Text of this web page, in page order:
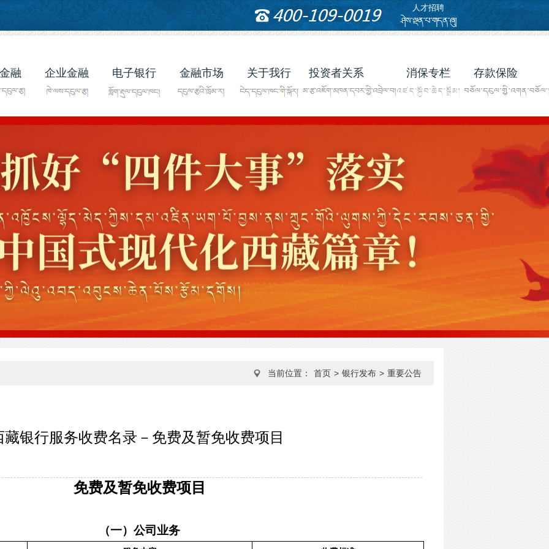
人才招聘
融 企业金融 电子银行 金融市场 关于我行 投资者关系 消保专栏 存款保险
当前位置： 首页 > 银行发布 > 重要公告
藏银行服务收费名录－免费及暂免收费项目
免费及暂免收费项目
（一）公司业务